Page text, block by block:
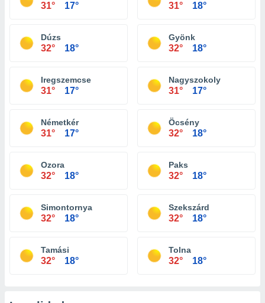
31° 17° 31° 18°
Dúzs
32° 18°
Gyönk
32° 18°
Iregszemcse
31° 17°
Nagyszokoly
31° 17°
Németkér
31° 17°
Öcsény
32° 18°
Ozora
32° 18°
Paks
32° 18°
Simontornya
32° 18°
Szekszárd
32° 18°
Tamási
32° 18°
Tolna
32° 18°